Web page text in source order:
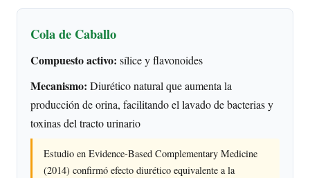
Cola de Caballo
Compuesto activo: sílice y flavonoides
Mecanismo: Diurético natural que aumenta la
producción de orina, facilitando el lavado de bacterias y
toxinas del tracto urinario
Estudio en Evidence-Based Complementary Medicine
(2014) confirmó efecto diurético equivalente a la